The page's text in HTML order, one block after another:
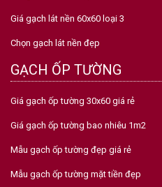
Giá gạch lát nền 60x60 loại 3
Chọn gạch lát nền đẹp
GẠCH ỐP TƯỜNG
Giá gạch ốp tường 30x60 giá rẻ
Giá gạch ốp tường bao nhiêu 1m2
Mẫu gạch ốp tường đẹp giá rẻ
Mẫu gạch ốp tường mặt tiền đẹp